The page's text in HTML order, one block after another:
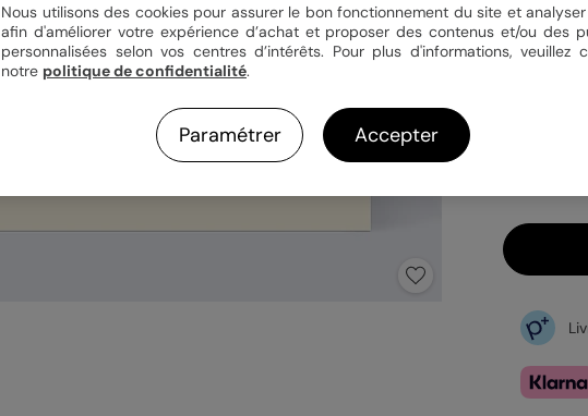
Nous utilisons des cookies pour assurer le bon fonctionnement du site et
afin d'améliorer votre expérience d’achat et proposer des contenus et/ou des
personnalisées selon vos centres d’intérêts. Pour plus d'informations, veuillez
notre politique de confidentialité.
Paramétrer Accepter